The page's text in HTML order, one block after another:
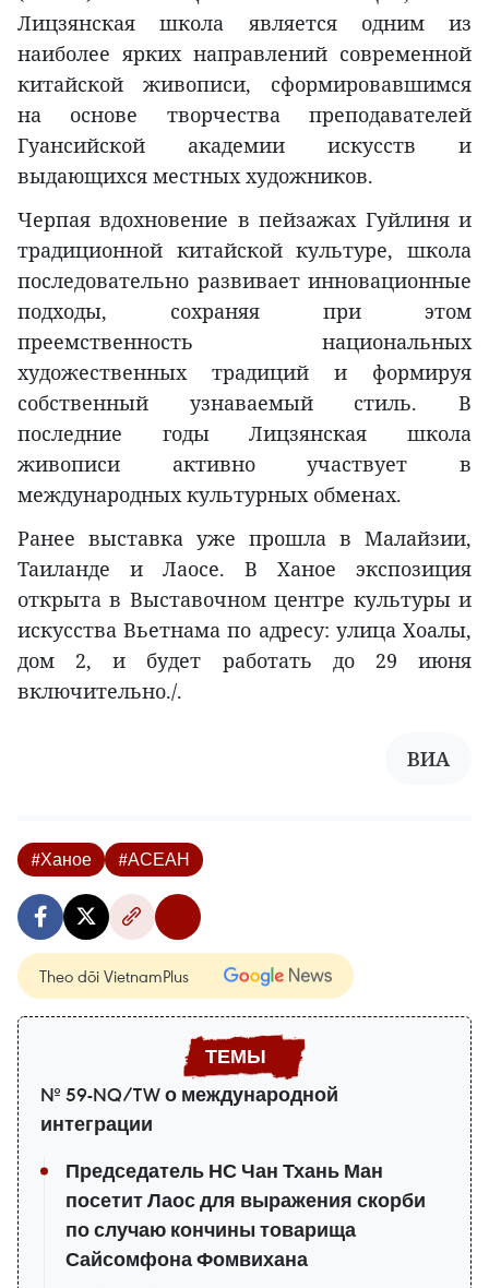
Лицзянская школа является одним из
наиболее ярких направлений современной
китайской живописи, сформировавшимся
на основе творчества преподавателей
Гуансийской академии искусств и
выдающихся местных художников.
Черпая вдохновение в пейзажах Гуйлиня и
традиционной китайской культуре, школа
последовательно развивает инновационные
подходы, сохраняя при этом
преемственность национальных
художественных традиций и формируя
собственный узнаваемый стиль. В
последние годы Лицзянская школа
живописи активно участвует в
международных культурных обменах.
Ранее выставка уже прошла в Малайзии,
Таиланде и Лаосе. В Ханое экспозиция
открыта в Выставочном центре культуры и
искусства Вьетнама по адресу: улица Хоалы,
дом 2, и будет работать до 29 июня
включительно./.
ВИА
#Ханое #АСЕАН
Theo dõi VietnamPlus
№ 59-NQ/TW о международной
интеграции
Председатель НС Чан Тхань Ман
посетит Лаос для выражения скорби
по случаю кончины товарища
Сайсомфона Фомвихана